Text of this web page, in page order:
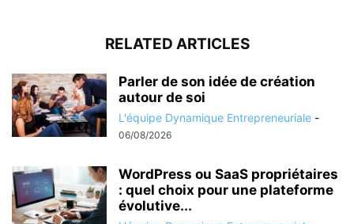
RELATED ARTICLES
Parler de son idée de création
autour de soi
L'équipe Dynamique Entrepreneuriale -
06/08/2026
WordPress ou SaaS propriétaires
: quel choix pour une plateforme
évolutive...